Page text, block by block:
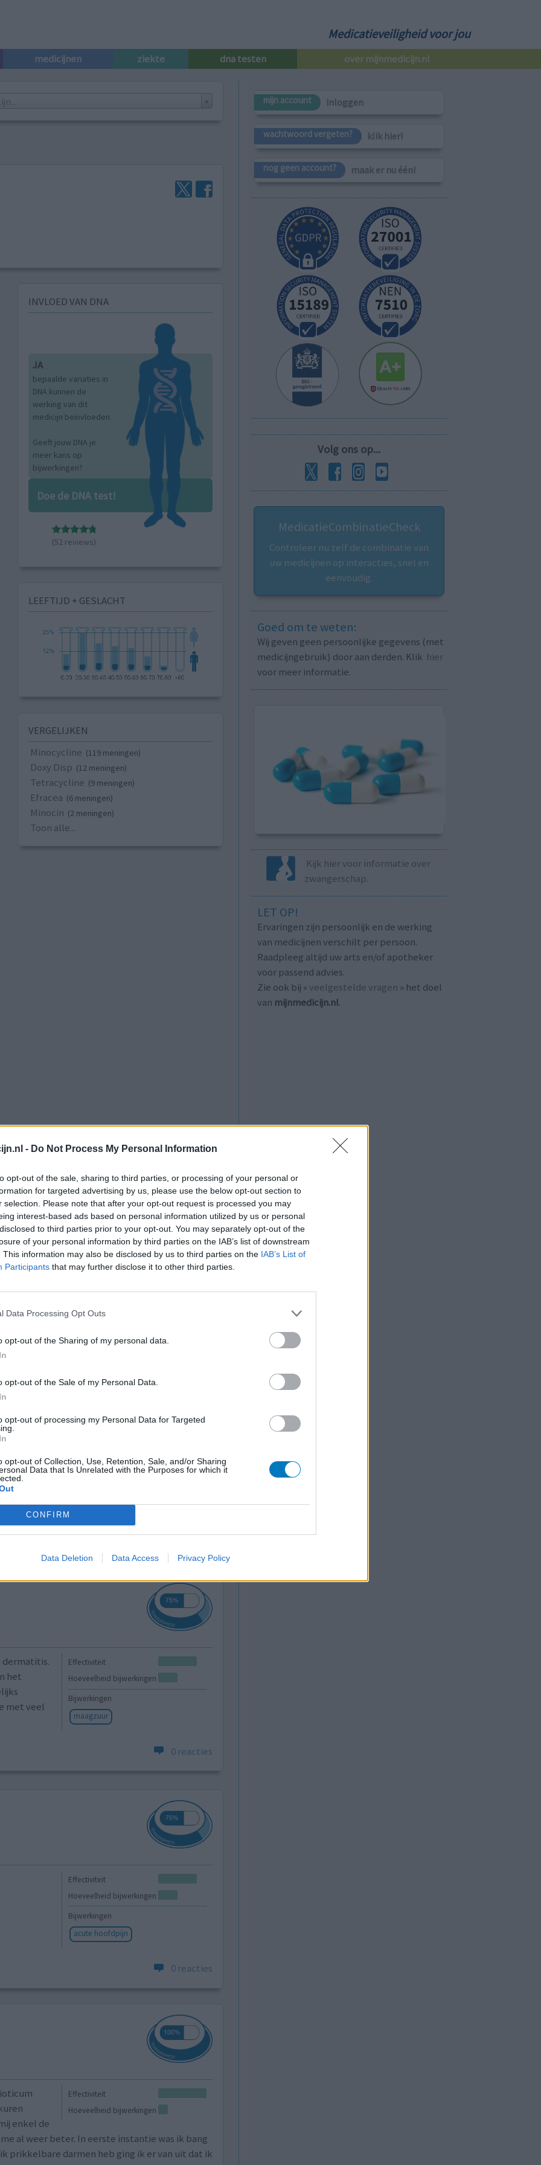
- Do Not Process My Personal Information
opt-out of the sale, sharing to third parties, or processing of your personal or
for targeted advertising by us, please use the below opt-out section to
selection. Please note that after your opt-out request is processed you may
interest-based ads based on personal information utilized by us or personal
to third parties prior to your opt-out. You may separately opt-out of the
of your personal information by third parties on the IAB’s list of downstream
This information may also be disclosed by us to third parties on the IAB’s List of
Participants that may further disclose it to other third parties.
Data Processing Opt Outs
opt-out of the Sharing of my personal data.
opt-out of the Sale of my Personal Data.
opt-out of processing my Personal Data for Targeted
opt-out of Collection, Use, Retention, Sale, and/or Sharing
Data that Is Unrelated with the Purposes for which it
CONFIRM
Data Deletion Data Access Privacy Policy
Medicatieveiligheid voor jou
medicijnen ziekte dna testen over mijnmedicijn.nl
INVLOED VAN DNA
JA
bepaalde variaties in
DNA kunnen de
werking van dit
medicijn beïnvloeden.
Geeft jouw DNA je
meer kans op
bijwerkingen?
Doe de DNA test!
(52 reviews)
LEEFTIJD + GESLACHT
VERGELIJKEN
Minocycline (119 meningen)
Doxy Disp (12 meningen)
Tetracycline (9 meningen)
Efracea (6 meningen)
Minocin (2 meningen)
Toon alle...
staat
lees meer
leeftijd algehele tevredenheid
4 5 6 7
Hoeveelheid bijwerkingen
vermoeidheid
wazig in het hoofd
diarree
keelpijn duizeligheid
met
in mn
goed
omdat
t
0 reacties
Effectiviteit
Hoeveelheid bijwerkingen
Bijwerkingen
maagzuur
dermatitis.
het
met veel
0 reacties
Effectiviteit
Hoeveelheid bijwerkingen
Bijwerkingen
acute hoofdpijn
0 reacties
Effectiviteit
Hoeveelheid bijwerkingen
enkel de
al weer beter. In eerste instantie was ik bang
prikkelbare darmen heb ging ik er van uit dat ik
mijn account inloggen
wachtwoord vergeten? klik hier!
nog geen account? maak er nu één!
Volg ons op...
MedicatieCombinatieCheck
Controleer nu zelf de combinatie van
uw medicijnen op interacties, snel en
eenvoudig.
Goed om te weten:
Wij geven geen persoonlijke gegevens (met
medicijngebruik) door aan derden. Klik hier
voor meer informatie.
Kijk hier voor informatie over
zwangerschap.
LET OP!
Ervaringen zijn persoonlijk en de werking
van medicijnen verschilt per persoon.
Raadpleeg altijd uw arts en/of apotheker
voor passend advies.
Zie ook bij « veelgestelde vragen » het doel
van mijnmedicijn.nl.